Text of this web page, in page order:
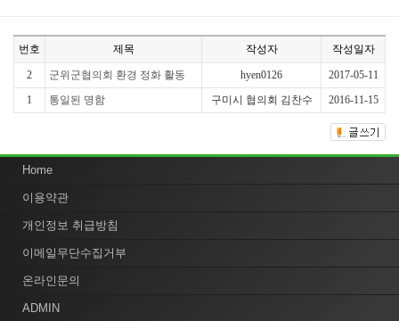
번호 제목 작성자 작성일자
2 군위군협의회 환경 정화 활동 hyen0126
2017-05-11
1
통일된 명함 구미시 협의회 김찬수 2016-11-15
Home
이용약관
개인정보 취급방침
이메일무단수집거부
온라인문의
ADMIN